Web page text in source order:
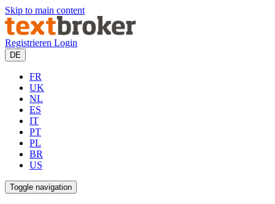
Skip to main content
Registrieren Login
DE
FR
UK
NL
ES
IT
PT
PL
BR
US
Toggle navigation